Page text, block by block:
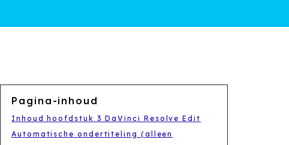
Pagina-inhoud
Inhoud hoofdstuk 3 DaVinci Resolve Edit
Automatische ondertiteling (alleen